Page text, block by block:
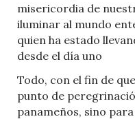
misericordia de
iluminar al mundo
quien ha estado
desde el día uno
Todo, con el fin de
punto de
panameños, sino